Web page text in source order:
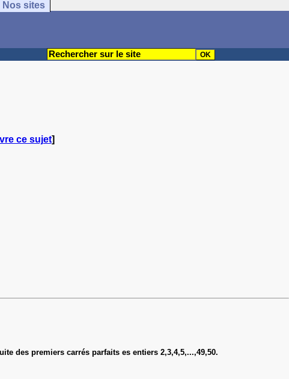
Nos sites
ce sujet]
des premiers carrés parfaits es entiers 2,3,4,5,...,49,50.